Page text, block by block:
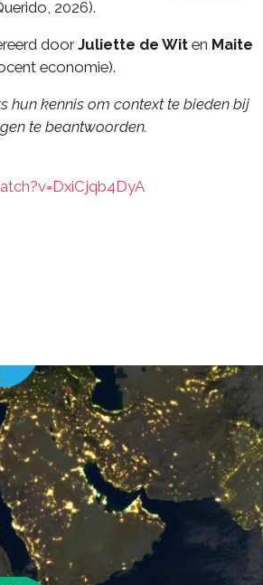
2026).
doorJuliette de Wit en Maite
economie).
hun kennis om context te bieden bij
te beantwoorden.